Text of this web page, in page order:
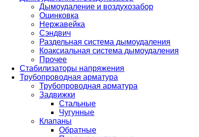
Дымоудаление и воздухозабор
Оцинковка
Нержавейка
Сэндвич
Раздельная система дымоудаления
Коаксиальная система дымоудаления
Прочее
Стабилизаторы напряжения
Трубопроводная арматура
Трубопроводная арматура
Задвижки
Стальные
Чугунные
Клапаны
Обратные